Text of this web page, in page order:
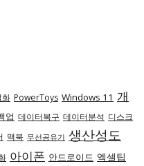
화 PowerToys Windows 11 개
업 데이터복구 데이터분석 디스크
맥북 무선공유기 생산성도
아이폰 안드로이드 엑셀팁